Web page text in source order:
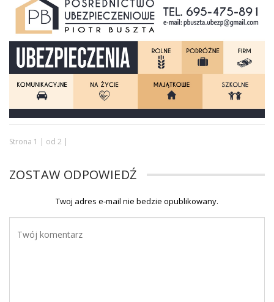
Strona 1 | od 2 |
ZOSTAW ODPOWIEDŹ
Twoj adres e-mail nie bedzie opublikowany.